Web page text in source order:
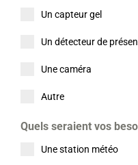
Un capteur gel
Un détecteur de
Une caméra
Autre
Quels seraient vos
Une station météo